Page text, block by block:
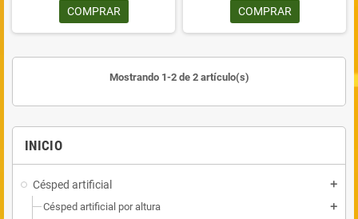
INICIO
Césped artificial add
Césped artificial por altura add
COMPRAR COMPRAR
Mostrando 1-2 de 2 artículo(s)